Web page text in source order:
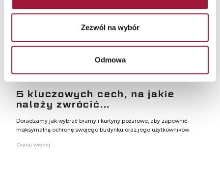
Zezwól na wybór
Odmowa
5 kluczowych cech, na jakie
należy zwrócić...
Doradzamy jak wybrać bramy i kurtyny pożarowe, aby zapewnić
maksymalną ochronę swojego budynku oraz jego użytkowników.
Czytaj więcej